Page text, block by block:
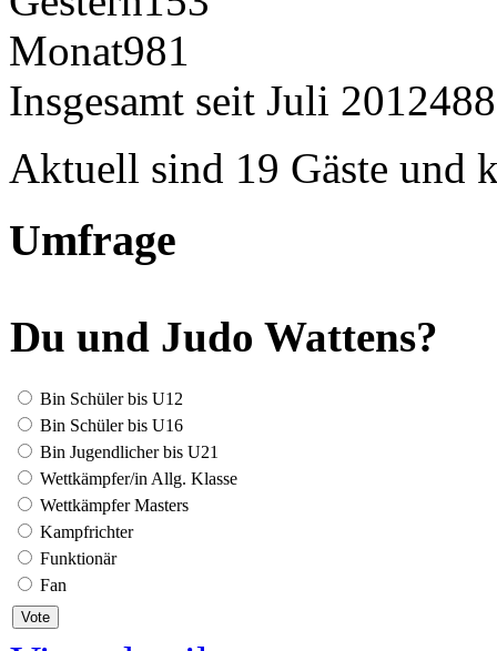
Monat981
Insgesamt seit Juli 2012
Aktuell sind 19 Gäste und
Umfrage
Du und Judo Wattens?
Bin Schüler bis U12
Bin Schüler bis U16
Bin Jugendlicher bis U21
Wettkämpfer/in Allg. Klasse
Wettkämpfer Masters
Kampfrichter
Funktionär
Fan